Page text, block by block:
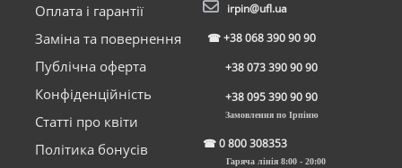
Оплата і гарантії
Заміна та повернення
Публічна оферта
Конфіденційність
Статті про квіти
Політика бонусів
irpin@ufl.ua
☎+38 068 390 90 90
+38 073 390 90 90
+38 095 390 90 90
Замовлення по Ірпіню
☎0 800 308353
Гаряча лінія 8:00 - 20:00